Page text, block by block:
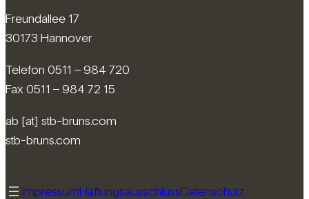
Freundallee 17
30173 Hannover
Telefon 0511 – 984 720
Fax 0511 – 984 72 15
ab [at] stb-bruns.com
stb-bruns.com
ImpressumHaftungsausschlussDatenschutz